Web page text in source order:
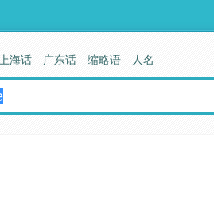
上海话 广东话 缩略语 人名